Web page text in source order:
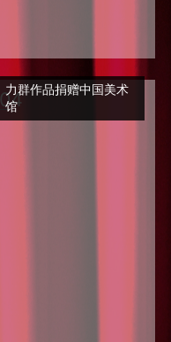
04
力群作品捐赠中国美术
馆